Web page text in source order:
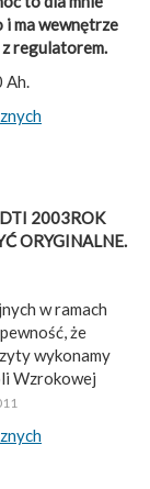
i ma wewnętrze
regulatorem.
Ah.
2003ROK
ORYGINALNE.
w ramach
że
wykonamy
Wzrokowej